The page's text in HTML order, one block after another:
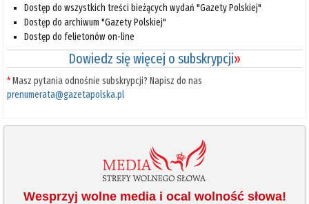
Dostęp do wszystkich treści bieżących wydań "Gazety Polskiej"
Dostęp do archiwum "Gazety Polskiej"
Dostęp do felietonów on-line
Dowiedz się więcej o subskrypcji»
*Masz pytania odnośnie subskrypcji? Napisz do nas
prenumerata@gazetapolska.pl
Wesprzyj wolne media i ocal wolność słowa!